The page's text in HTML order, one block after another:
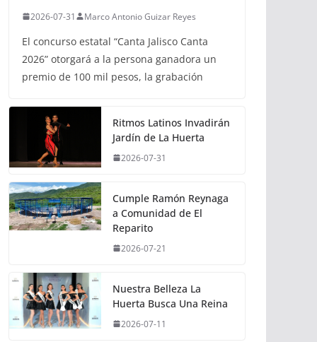
2026-07-31 Marco Antonio Guizar Reyes
El concurso estatal “Canta Jalisco Canta
2026” otorgará a la persona ganadora un
premio de 100 mil pesos, la grabación
Ritmos Latinos Invadirán
Jardín de La Huerta
2026-07-31
Cumple Ramón Reynaga
a Comunidad de El
Reparito
2026-07-21
Nuestra Belleza La
Huerta Busca Una Reina
2026-07-11